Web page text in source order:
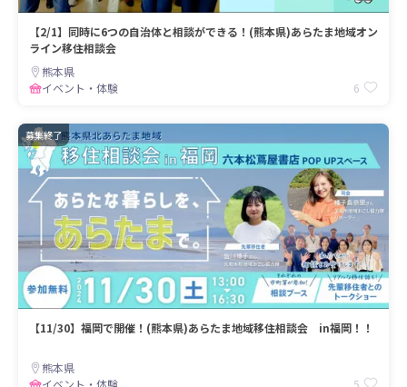
【2/1】同時に6つの自治体と相談ができる！(熊本県)あらたま地域オン
ライン移住相談会
熊本県
イベント・体験
6
募集終了
【11/30】福岡で開催！(熊本県)あらたま地域移住相談会 in福岡！！
熊本県
イベント・体験
5